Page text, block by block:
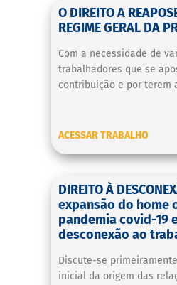
O DIREITO A
REGIME GERAL DA
Com a necessidade de
trabalhadores que se
contribuição e por terem
ACESSAR TRABALHO
DIREITO À
expansão do home
pandemia covid-19
desconexão ao
Discute-se
inicial da origem das